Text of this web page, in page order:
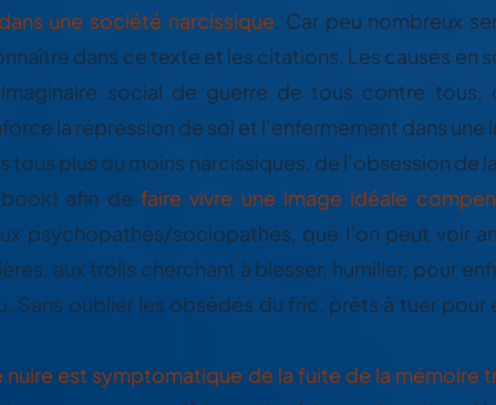
une société narcissique . Car peu nombreux
dans ce texte et les citations. Les causes en
social de guerre de tous contre tous,
la répression de soi et l’enfermement dans une
tous plus ou moins narcissiques, de l’obsession de
afin de faire vivre une image idéale
psychopathes/sociopathes, que l’on peut voir
aux trolls cherchant à blesser, humilier, pour
Sans oublier les obsédés du fric, prêts à tuer pour
nuire est symptomatique de la fuite de la mémoire